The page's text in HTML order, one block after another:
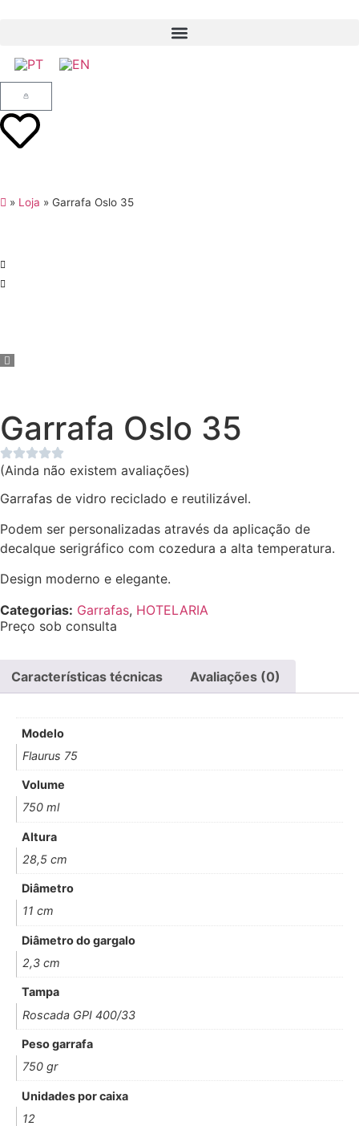
» Loja » Garrafa Oslo 35
Garrafa Oslo 35
(Ainda não existem avaliações)
Garrafas de vidro reciclado e reutilizável.
Podem ser personalizadas através da aplicação de
decalque serigráfico com cozedura a alta temperatura.
Design moderno e elegante.
Categorias: Garrafas, HOTELARIA
Preço sob consulta
Características técnicas Avaliações (0)
Modelo
Flaurus 75
Volume
750 ml
Altura
28,5 cm
Diâmetro
11 cm
Diâmetro do gargalo
2,3 cm
Tampa
Roscada GPI 400/33
Peso garrafa
750 gr
Unidades por caixa
12